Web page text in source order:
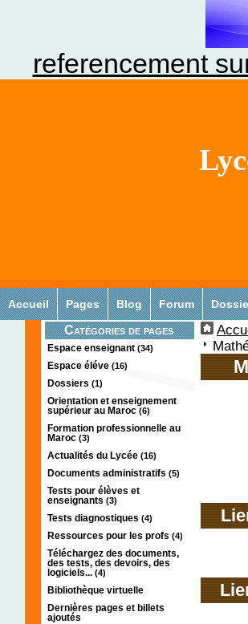
referencement
Accueil Pages Blog Forum
Catégories de pages
Espace enseignant (34)
Espace éléve (16)
Dossiers (1)
Orientation et enseignement
supérieur au Maroc (6)
Formation professionnelle au
Maroc (3)
Actualités du Lycée (16)
Documents administratifs (5)
Tests pour élèves et
enseignants (3)
Tests diagnostiques (4)
Ressources pour les profs (4)
Téléchargez des documents,
des tests, des devoirs, des
logiciels... (4)
Bibliothèque virtuelle
Dernières pages et billets
ajoutés